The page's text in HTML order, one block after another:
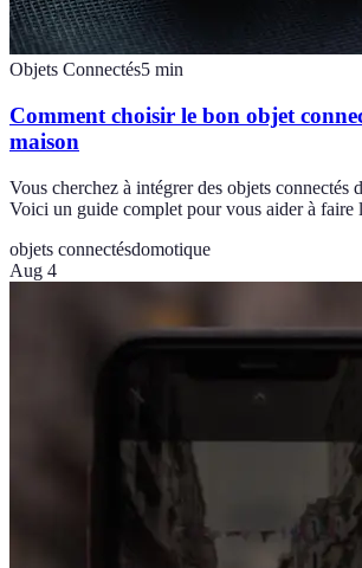
Objets Connectés5 min
Comment choisir le bon objet
maison
Vous cherchez à intégrer des objets connectés
Voici un guide complet pour vous aider à faire
objets connectésdomotique
Aug 4